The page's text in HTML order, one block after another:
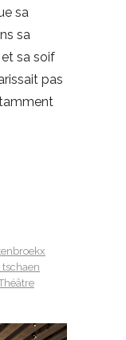
sa
sa
sa soif
pas